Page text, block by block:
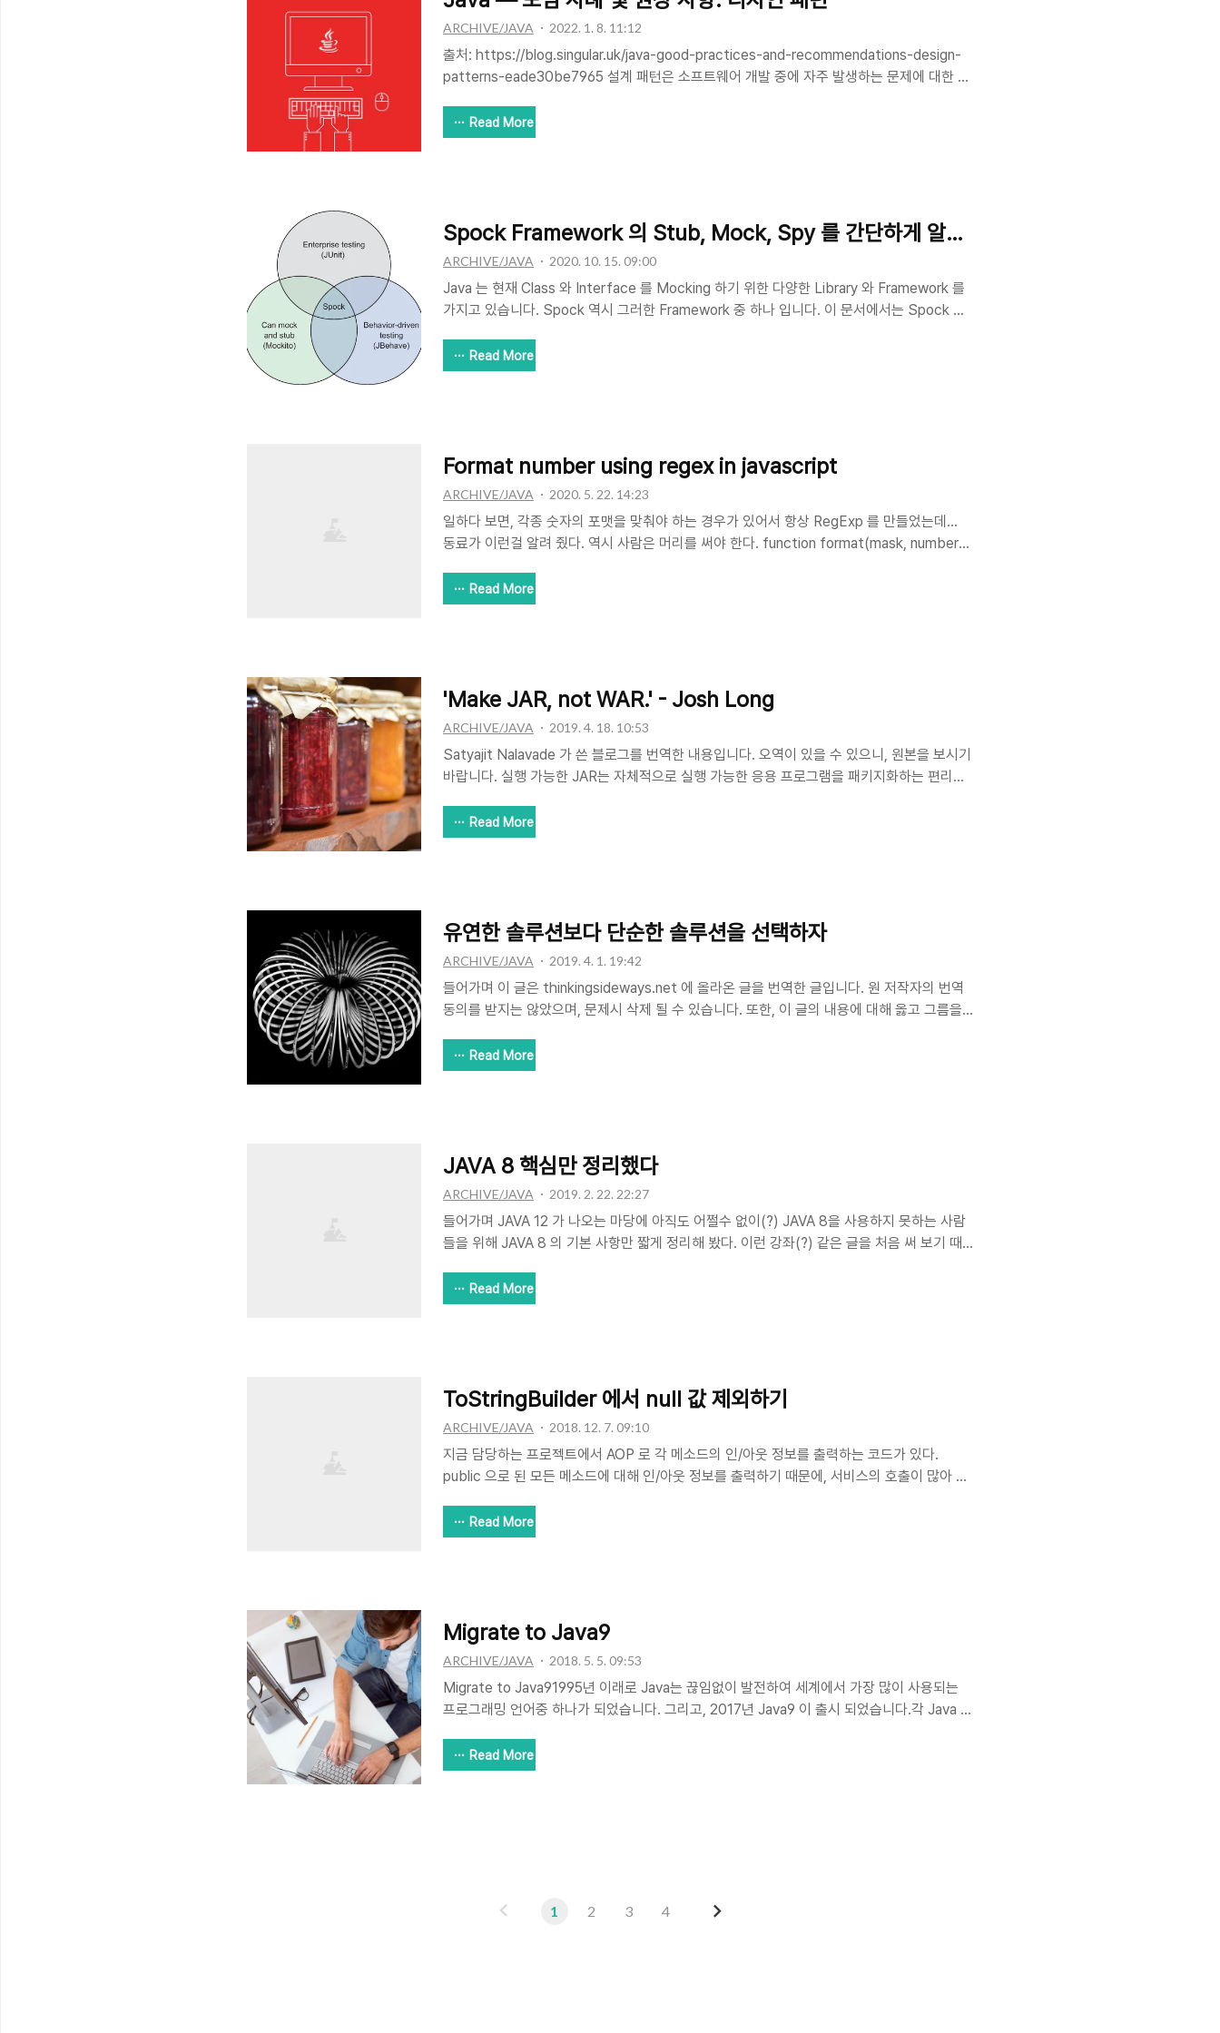
ARCHIVE/JAVA 2022. 1. 8. 11:12
출처: https://blog.singular.uk/java-good-practices-and-recommendations-design-
patterns-eade30be7965 설계 패턴은 소프트웨어 개발 중에 자주 발생하는 문제에 대한 일
순화 등과 관련된 다양한 문제를 해결하는 가장 효과적인 방법을 제공한다. 비즈니스 논리에 따
라 솔루션 자체를 커스터마이징할 필요가 있는 반면, 그것들이 주어지는 맥락을 유지할 필요가
Read More
Spock Framework 의 Stub, Mock, Spy 를 간단하게 알아 보자.
ARCHIVE/JAVA 2020. 10. 15. 09:00
Java 는 현재 Class 와 Interface 를 Mocking 하기 위한 다양한 Library 와 Framework 를
가지고 있습니다. Spock 역시 그러한 Framework 중 하나 입니다. 이 문서에서는 Spock 의
specification framework for Java and Groovy applications. What makes it stand
out from the crowd is its beautiful and highly expressive specification language.
Read More
Format number using regex in javascript
ARCHIVE/JAVA 2020. 5. 22. 14:23
일하다 보면, 각종 숫자의 포맷을 맞춰야 하는 경우가 있어서 항상 RegExp 를 만들었는데...
동료가 이런걸 알려 줬다. 역시 사람은 머리를 써야 한다. function format(mask, number) {
im++) { r += mask.charAt(im) == 'X' ? s.charAt(is++) : mask.charAt(im); } return r; }
console.log(format('XX.XX.XX', 12345678)); // logs "12.34.56"
Read More
'Make JAR, not WAR.' - Josh Long
ARCHIVE/JAVA 2019. 4. 18. 10:53
Satyajit Nalavade 가 쓴 블로그를 번역한 내용입니다. 오역이 있을 수 있으니, 원본을 보시기
바랍니다. 실행 가능한 JAR는 자체적으로 실행 가능한 응용 프로그램을 패키지화하는 편리한
니다. (자신의 컨테이너를 가져오세요). 여러 어플리케이션에 의해 어플리케이션 서버를 공유
하는 것은, 여러 어플리케이션을 WAR로 포장하는 이유 중 하나였습니다. 스프링 부트는 메이
Read More
유연한 솔루션보다 단순한 솔루션을 선택하자
ARCHIVE/JAVA 2019. 4. 1. 19:42
들어가며 이 글은 thinkingsideways.net 에 올라온 글을 번역한 글입니다. 원 저작자의 번역
동의를 받지는 않았으며, 문제시 삭제 될 수 있습니다. 또한, 이 글의 내용에 대해 옳고 그름을
시, 오역된 부분을 알려 주시면 수정하도록 하겠습니다. 미리 감사합니다. 본문 내 경험상, 소프
트웨어 개발은 단순성의 가치에 보다는 유연성에 중점을 두고 있습니다. 많은 개발자가 앞으로
Read More
JAVA 8 핵심만 정리했다
ARCHIVE/JAVA 2019. 2. 22. 22:27
들어가며 JAVA 12 가 나오는 마당에 아직도 어쩔수 없이(?) JAVA 8을 사용하지 못하는 사람
들을 위해 JAVA 8 의 기본 사항만 짧게 정리해 봤다. 이런 강좌(?) 같은 글을 처음 써 보기 때
성하는 것이 목표다. 새로운 기능 JAVA 8 은 JAVA 의 중요한 릴리즈 버전 중 하나를 말한다.
2014년에 최초 릴리즈 되었으며, 다음의 기능을 지원한다. Lambda expression - 자바에서
Read More
ToStringBuilder 에서 null 값 제외하기
ARCHIVE/JAVA 2018. 12. 7. 09:10
지금 담당하는 프로젝트에서 AOP 로 각 메소드의 인/아웃 정보를 출력하는 코드가 있다.
public 으로 된 모든 메소드에 대해 인/아웃 정보를 출력하기 때문에, 서비스의 호출이 많아 질
null 인 값은 찍지 않아도 된다는 확답을 받아, 아래의 코드를 사용하여 null 인 데이터는 제외하
도록 처리 했다. log.info("[ARGS] {} ", ToStringBuilder.reflectionToString(args,
Read More
Migrate to Java9
ARCHIVE/JAVA 2018. 5. 5. 09:53
Migrate to Java91995년 이래로 Java는 끊임없이 발전하여 세계에서 가장 많이 사용되는
프로그래밍 언어중 하나가 되었습니다. 그리고, 2017년 Java9 이 출시 되었습니다.각 Java 릴
Java9로 마이그레이션 할 시기를 찾고 있다면 계획을 행동에 옮기기 전에 중요한 몇가지 사항
을 고려해야 합니다. 여기서는 Java9로 마이그레이션 하기 위해 해결해야 할 일반적인 문제를
Read More
1 2 3 4
다